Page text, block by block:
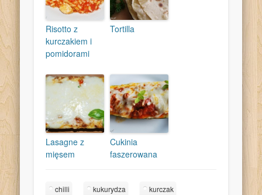
Risotto z
kurczakiem i
pomidorami
Tortilla
Lasagne z
mięsem
Cukinia
faszerowana
chilli kukurydza kurczak